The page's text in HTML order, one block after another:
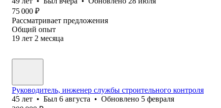
75 000 ₽
Рассматривает предложения
Общий опыт
19 лет 2 месяца
Руководитель, инженер службы строительного контроля
45 лет • Был 6 августа • Обновлено 5 февраля